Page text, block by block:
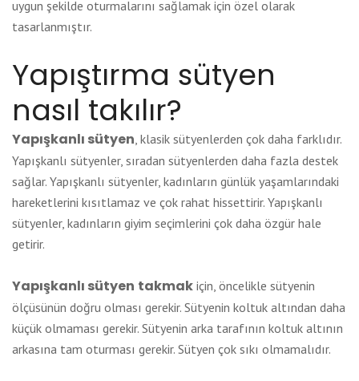
uygun şekilde oturmalarını sağlamak için özel olarak
tasarlanmıştır.
Yapıştırma sütyen
nasıl takılır?
Yapışkanlı sütyen, klasik sütyenlerden çok daha farklıdır.
Yapışkanlı sütyenler, sıradan sütyenlerden daha fazla destek
sağlar. Yapışkanlı sütyenler, kadınların günlük yaşamlarındaki
hareketlerini kısıtlamaz ve çok rahat hissettirir. Yapışkanlı
sütyenler, kadınların giyim seçimlerini çok daha özgür hale
getirir.
Yapışkanlı sütyen takmak için, öncelikle sütyenin
ölçüsünün doğru olması gerekir. Sütyenin koltuk altından daha
küçük olmaması gerekir. Sütyenin arka tarafının koltuk altının
arkasına tam oturması gerekir. Sütyen çok sıkı olmamalıdır.